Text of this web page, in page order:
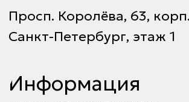
аппарата. Постоянных конструкций.
Специальных кап и пр.